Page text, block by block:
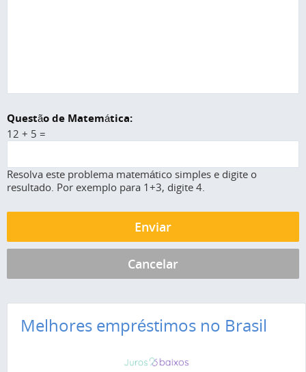
Questão de Matemática:
12 + 5 =
Resolva este problema matemático simples e digite o
resultado. Por exemplo para 1+3, digite 4.
Melhores empréstimos no Brasil